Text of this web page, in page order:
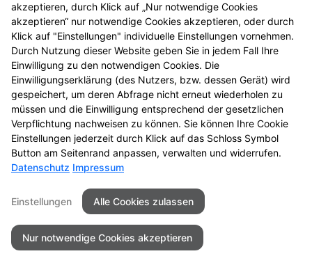
akzeptieren, durch Klick auf „Nur notwendige Cookies
akzeptieren“ nur notwendige Cookies akzeptieren, oder durch
Klick auf "Einstellungen" individuelle Einstellungen vornehmen.
Durch Nutzung dieser Website geben Sie in jedem Fall Ihre
Einwilligung zu den notwendigen Cookies. Die
Einwilligungserklärung (des Nutzers, bzw. dessen Gerät) wird
gespeichert, um deren Abfrage nicht erneut wiederholen zu
müssen und die Einwilligung entsprechend der gesetzlichen
Verpflichtung nachweisen zu können. Sie können Ihre Cookie
Einstellungen jederzeit durch Klick auf das Schloss Symbol
Button am Seitenrand anpassen, verwalten und widerrufen.
Datenschutz Impressum
Einstellungen Alle Cookies zulassen
Nur notwendige Cookies akzeptieren